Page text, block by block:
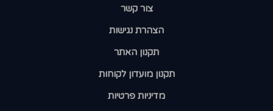
צור קשר
הצהרת נגישות
תקנון האתר
תקנון מועדון לקוחות
מדיניות פרטיות